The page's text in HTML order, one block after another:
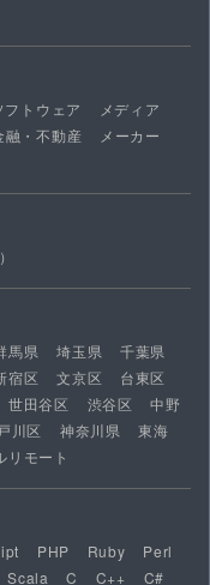
フトウェア
メディア
融・不動産
メーカー
馬県 埼玉県
千葉県
宿区 文京区
台東区
世田谷区 渋谷区
中野
川区 神奈川県
東海
リモート
PHP Ruby
Perl
Scala C C++
C#